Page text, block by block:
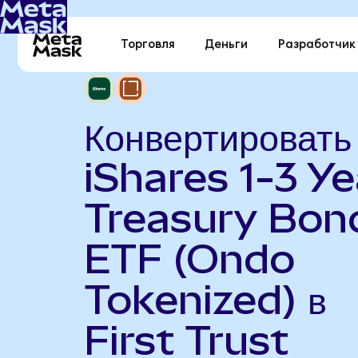
Торговля Деньги Разработчик
Конвертировать
iShares 1-3
Treasury
ETF (Ondo
Tokenized) в
First Trust